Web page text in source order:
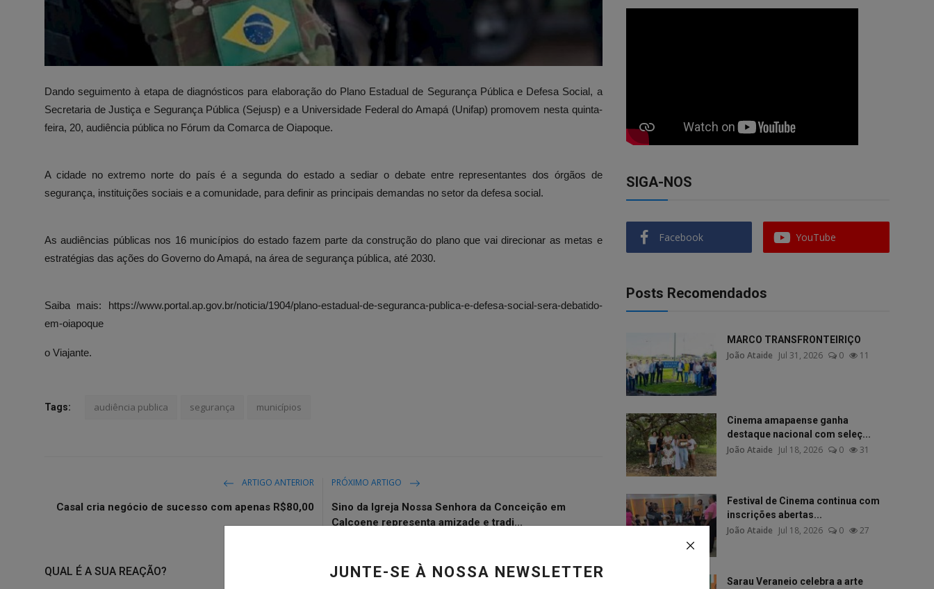
JUNTE-SE À NOSSA NEWSLETTER
Dando seguimento à etapa de diagnósticos para elaboração do Plano Estadual de Segurança Pública e Defesa Social, a
Secretaria de Justiça e Segurança Pública (Sejusp) e a Universidade Federal do Amapá (Unifap) promovem nesta quinta-
feira, 20, audiência pública no Fórum da Comarca de Oiapoque.
A cidade no extremo norte do país é a segunda do estado a sediar o debate entre representantes dos órgãos de
segurança, instituições sociais e a comunidade, para definir as principais demandas no setor da defesa social.
As audiências públicas nos 16 municípios do estado fazem parte da construção do plano que vai direcionar as metas e
estratégias das ações do Governo do Amapá, na área de segurança pública, até 2030.
Saiba mais: https://www.portal.ap.gov.br/noticia/1904/plano-estadual-de-seguranca-publica-e-defesa-social-sera-debatido-
em-oiapoque
o Viajante.
Tags: audiência publica segurança municípios
ARTIGO ANTERIOR
Casal cria negócio de sucesso com apenas R$80,00
PRÓXIMO ARTIGO
Sino da Igreja Nossa Senhora da Conceição em
Calçoene representa amizade e tradi...
QUAL É A SUA REAÇÃO?
SIGA-NOS
Facebook YouTube
Posts Recomendados
MARCO TRANSFRONTEIRIÇO
João Ataide Jul 31, 2026 0 11
Cinema amapaense ganha
destaque nacional com seleç...
João Ataide Jul 18, 2026 0 31
Festival de Cinema continua com
inscrições abertas...
João Ataide Jul 18, 2026 0 27
Sarau Veraneio celebra a arte